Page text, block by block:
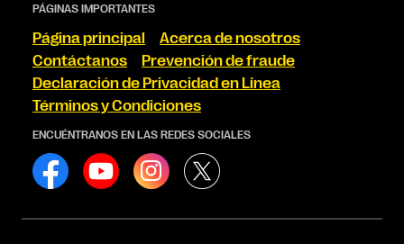
PÁGINAS IMPORTANTES
Página principal
Acerca de nosotros
Contáctanos
Prevención de fraude
Declaración de Privacidad en Línea
Términos y Condiciones
ENCUÉNTRANOS EN LAS REDES SOCIALES